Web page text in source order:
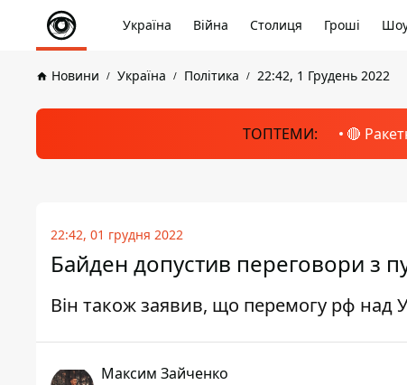
Україна Війна Столиця Гроші
Новини Україна Політика 22:42, 1 Грудень 2022
ТОПТЕМИ: 🔴
22:42, 01 грудня 2022
Байден допустив переговори з
Він також заявив, що перемогу рф над
Максим Зайченко